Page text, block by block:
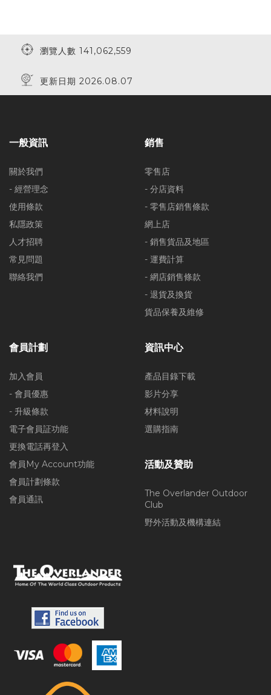
瀏覽人數 141,062,559
更新日期 2026.08.07
一般資訊
關於我們
- 經營理念
使用條款
私隱政策
人才招聘
常見問題
聯絡我們
銷售
零售店
- 分店資料
- 零售店銷售條款
網上店
- 銷售貨品及地區
- 運費計算
- 網店銷售條款
- 退貨及換貨
貨品保養及維修
會員計劃
加入會員
- 會員優惠
- 升級條款
電子會員証功能
更換電話再登入
會員My Account功能
會員計劃條款
會員通訊
資訊中心
產品目錄下載
影片分享
材料說明
選購指南
活動及贊助
The Overlander Outdoor
Club
野外活動及機構連結